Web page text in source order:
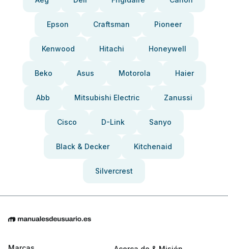
Epson Craftsman Pioneer
Kenwood Hitachi Honeywell
Beko Asus Motorola Haier
Abb Mitsubishi Electric Zanussi
Cisco D-Link Sanyo
Black & Decker Kitchenaid
Silvercrest